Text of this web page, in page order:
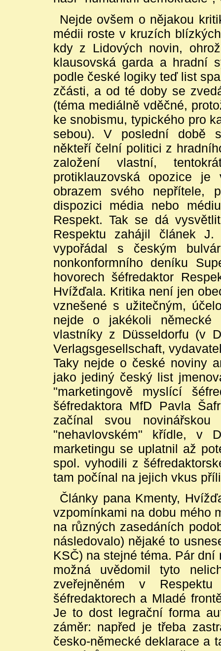
Nejde ovšem o nějakou
médii roste v kruzích
kdy z Lidových novin,
klausovská garda a hradní
podle české logiky teď list
zčásti, a od té doby se
(téma mediálně vděčné,
ke snobismu, typického pro
sebou). V poslední době
někteří čelní politici z
založení vlastní,
protiklauzovská opozice
obrazem svého nepřítele,
dispozici média nebo
Respekt. Tak se dá
Respektu zahájil článek
vypořádal s českým
nonkonformního deníku
hovorech šéfredaktor
Hvížďala. Kritika není jen
vznešené s užitečným,
nejde o jakékoli německé
vlastníky z Düsseldorfu (v
Verlagsgesellschaft,
Taky nejde o české noviny
jako jediný český list
"marketingově myslící
šéfredaktora MfD Pavla
začínal svou
"nehavlovském" křídle, v
marketingu se uplatnil až
spol. vyhodili z
tam počínal na jejich vkus
Články pana Kmenty,
vzpomínkami na dobu mého
na různých zasedáních
následovalo) nějaké to
KSČ) na stejné téma. Pár
možná uvědomil tyto
zveřejněném v
šéfredaktorech a Mladé
Je to dost legrační forma
záměr: napřed je třeba
česko-německé deklarace a